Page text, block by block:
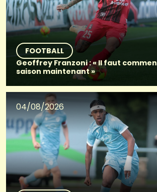
FOOTBALL
Geoffrey Franzoni : « Il faut
saison maintenant »
04/08/2026